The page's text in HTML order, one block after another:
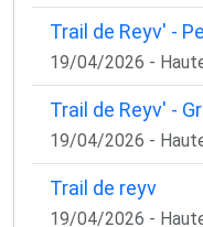
Trail de Reyv' -
19/04/2026 -
Trail de Reyv' -
19/04/2026 -
Trail de reyv
19/04/2026 -